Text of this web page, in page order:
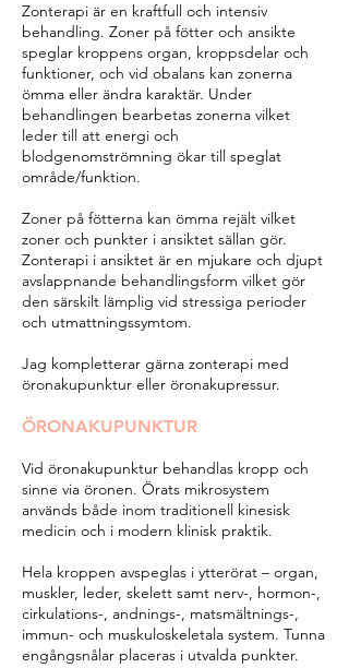
Zonterapi är en kraftfull och intensiv
behandling. Zoner på fötter och ansikte
speglar kroppens organ, kroppsdelar och
funktioner, och vid obalans kan zonerna
ömma eller ändra karaktär. Under
behandlingen bearbetas zonerna vilket
leder till att energi och
blodgenomströmning ökar till speglat
område/funktion.
Zoner på fötterna kan ömma rejält vilket
zoner och punkter i ansiktet sällan gör.
Zonterapi i ansiktet är en mjukare och djupt
avslappnande behandlingsform vilket gör
den särskilt lämplig vid stressiga perioder
och utmattningssymtom.
Jag kompletterar gärna zonterapi med
öronakupunktur eller öronakupressur.
ÖRONAKUPUNKTUR
Vid öronakupunktur behandlas kropp och
sinne via öronen. Örats mikrosystem
används både inom traditionell kinesisk
medicin och i modern klinisk praktik.
Hela kroppen avspeglas i ytterörat – organ,
muskler, leder, skelett samt nerv-, hormon-,
cirkulations-, andnings-, matsmältnings-,
immun- och muskuloskeletala system. Tunna
engångsnålar placeras i utvalda punkter.